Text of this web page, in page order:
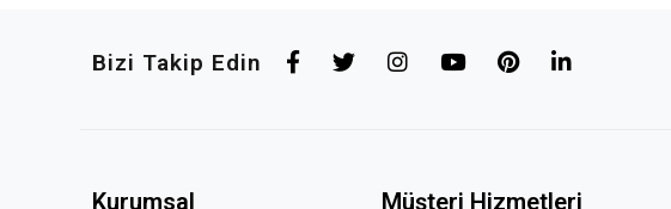
Bizi Takip Edin
Kurumsal Müşteri Hizmetleri